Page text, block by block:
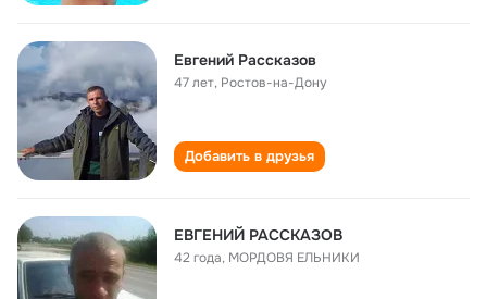
Евгений Рассказов
47 лет, Ростов-на-Дону
Добавить в друзья
ЕВГЕНИЙ РАССКАЗОВ
42 года, МОРДОВЯ ЕЛЬНИКИ